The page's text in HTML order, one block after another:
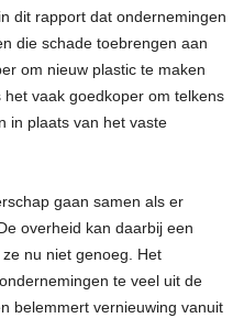
dit rapport dat ondernemingen
die schade toebrengen aan
om nieuw plastic te maken
vaak goedkoper om telkens
in plaats van het vaste
gaan samen als er
overheid kan daarbij een
nu niet genoeg. Het
te veel uit de
belemmert vernieuwing vanuit